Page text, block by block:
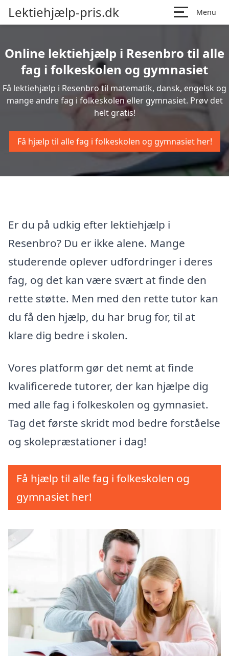
Lektiehjælp-pris.dk Menu
Online lektiehjælp i Resenbro til alle
fag i folkeskolen og gymnasiet
Få lektiehjælp i Resenbro til matematik, dansk, engelsk og
mange andre fag i folkeskolen eller gymnasiet. Prøv det
helt gratis!
Få hjælp til alle fag i folkeskolen og gymnasiet her!
Er du på udkig efter lektiehjælp i
Resenbro? Du er ikke alene. Mange
studerende oplever udfordringer i deres
fag, og det kan være svært at finde den
rette støtte. Men med den rette tutor kan
du få den hjælp, du har brug for, til at
klare dig bedre i skolen.
Vores platform gør det nemt at finde
kvalificerede tutorer, der kan hjælpe dig
med alle fag i folkeskolen og gymnasiet.
Tag det første skridt mod bedre forståelse
og skolepræstationer i dag!
Få hjælp til alle fag i folkeskolen og
gymnasiet her!